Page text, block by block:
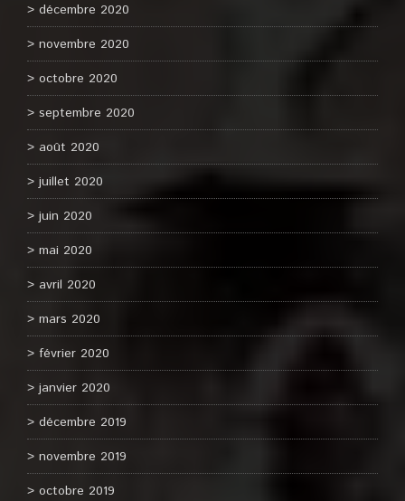
décembre 2020
novembre 2020
octobre 2020
septembre 2020
août 2020
juillet 2020
juin 2020
mai 2020
avril 2020
mars 2020
février 2020
janvier 2020
décembre 2019
novembre 2019
octobre 2019